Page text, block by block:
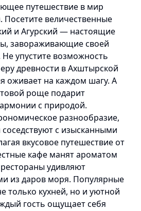
путешествие в мир
величественные
и Агурский — настоящие
завораживающие своей
упустите возможность
древности в Ахштырской
оживает на каждом шагу. А
роще подарит
с природой.
разнообразие,
с изысканными
вкусовое путешествие от
кафе манят ароматом
удивляют
из даров моря. Популярные
только кухней, но и уютной
гость ощущает себя